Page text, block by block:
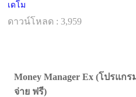
เดโม
ดาวน์โหลด : 3,959
Money Manager Ex (โปรแก
จ่าย ฟรี)